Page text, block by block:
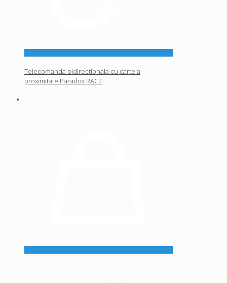
Telecomanda bidirectionala cu cartela
proximitate Paradox RAC2